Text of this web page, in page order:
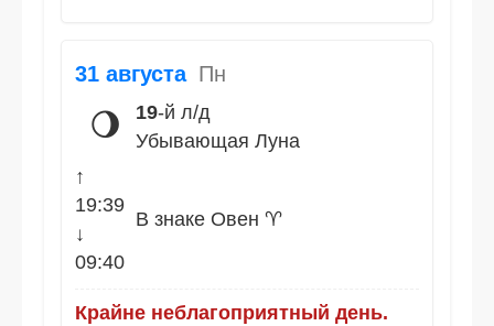
31 августа Пн
🌖 19-й л/д
Убывающая Луна
↑
19:39
↓
09:40
В знаке Овен ♈
Крайне неблагоприятный день.